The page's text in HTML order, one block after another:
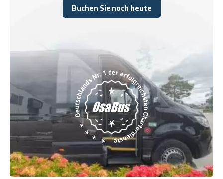
Buchen Sie noch heute
Buchen Sie noch heute